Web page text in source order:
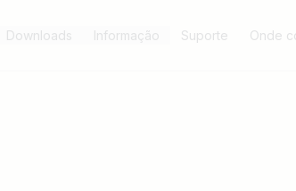
Downloads Informação Suporte Onde